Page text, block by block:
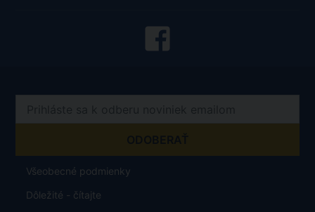
Všeobecné podmienky
Dôležité - čítajte